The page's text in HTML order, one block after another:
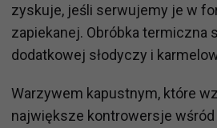
zyskuje, jeśli serwujemy je w
zapiekanej. Obróbka termiczna
dodatkowej słodyczy i
Warzywem kapustnym, które
największe kontrowersje